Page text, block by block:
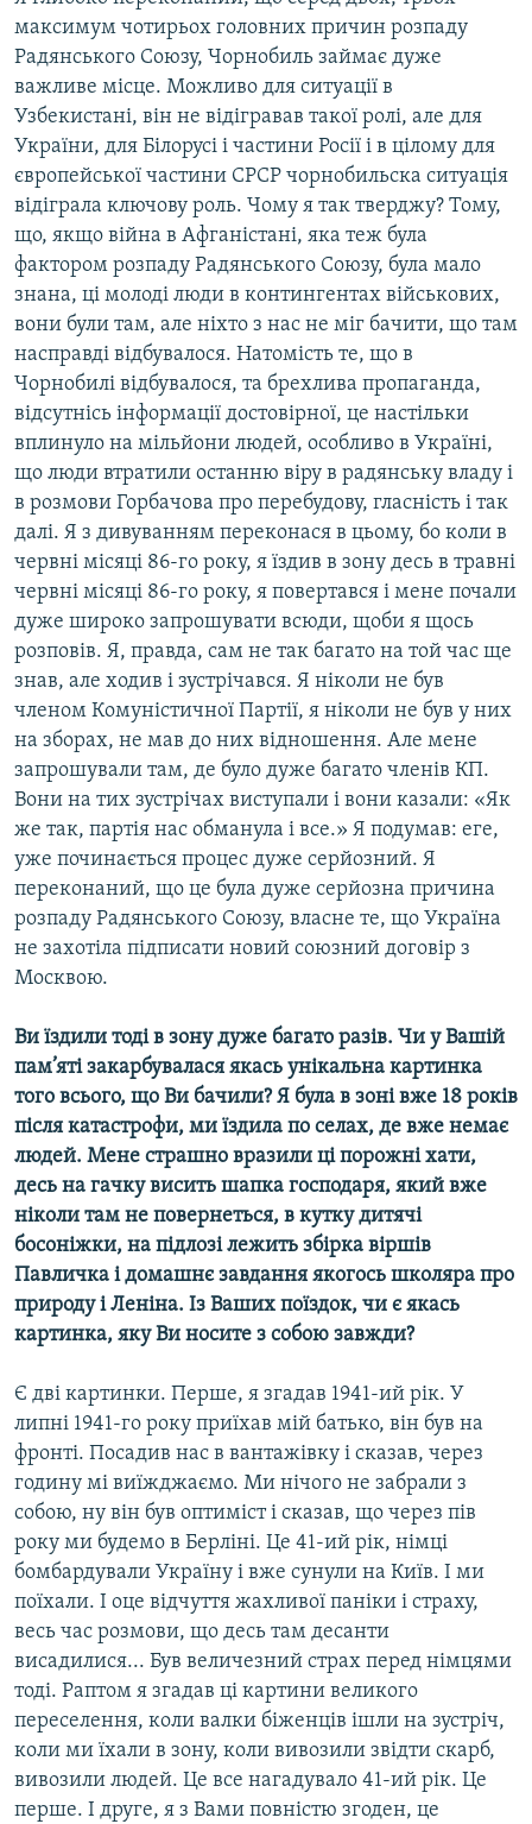
КТАТ
ДОЛУЧАЙСЯ!
Усі сайти RFE/RL
максимум чотирьох головних причин розпаду
Радянського Союзу, Чорнобиль займає дуже
важливе місце. Можливо для ситуації в
Узбекистані, він не відігравав такої ролі, але для
України, для Білорусі і частини Росії і в цілому для
європейської частини СРСР чорнобильска ситуація
відіграла ключову роль. Чому я так тверджу? Тому,
що, якщо війна в Афганістані, яка теж була
фактором розпаду Радянського Союзу, була мало
знана, ці молоді люди в контингентах військових,
вони були там, але ніхто з нас не міг бачити, що там
насправді відбувалося. Натомість те, що в
Чорнобилі відбувалося, та брехлива пропаганда,
відсутнісь інформації достовірної, це настільки
вплинуло на мільйони людей, особливо в Україні,
що люди втратили останню віру в радянську владу і
в розмови Горбачова про перебудову, гласність і так
далі. Я з дивуванням переконася в цьому, бо коли в
червні місяці 86-го року, я їздив в зону десь в травні
червні місяці 86-го року, я повертався і мене почали
дуже широко запрошувати всюди, щоби я щось
розповів. Я, правда, сам не так багато на той час ще
знав, але ходив і зустрічався. Я ніколи не був
членом Комуністичної Партії, я ніколи не був у них
на зборах, не мав до них відношення. Але мене
запрошували там, де було дуже багато членів КП.
Вони на тих зустрічах виступали і вони казали: «Як
же так, партія нас обманула і все.» Я подумав: еге,
уже починається процес дуже серйозний. Я
переконаний, що це була дуже серйозна причина
розпаду Радянського Союзу, власне те, що Україна
не захотіла підписати новий союзний договір з
Москвою.
Ви їздили тоді в зону дуже багато разів. Чи у Вашій
пам’яті закарбувалася якась унікальна картинка
того всього, що Ви бачили? Я була в зоні вже 18 років
після катастрофи, ми їздила по селах, де вже немає
людей. Мене страшно вразили ці порожні хати,
десь на гачку висить шапка господаря, який вже
ніколи там не повернеться, в кутку дитячі
босоніжки, на підлозі лежить збірка віршів
Павличка і домашнє завдання якогось школяра про
природу і Леніна. Із Ваших поїздок, чи є якась
картинка, яку Ви носите з собою завжди?
Є дві картинки. Перше, я згадав 1941-ий рік. У
липні 1941-го року приїхав мій батько, він був на
фронті. Посадив нас в вантажівку і сказав, через
годину мі виїжджаємо. Ми нічого не забрали з
собою, ну він був оптиміст і сказав, що через пів
року ми будемо в Берліні. Це 41-ий рік, німці
бомбардували Україну і вже сунули на Київ. І ми
поїхали. І оце відчуття жахливої паніки і страху,
весь час розмови, що десь там десанти
висадилися... Був величезний страх перед німцями
тоді. Раптом я згадав ці картини великого
переселення, коли валки біженців ішли на зустріч,
коли ми їхали в зону, коли вивозили звідти скарб,
вивозили людей. Це все нагадувало 41-ий рік. Це
перше. І друге, я з Вами повністю згоден, це